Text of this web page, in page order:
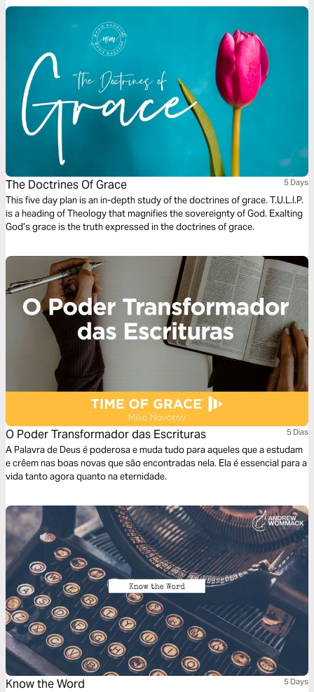
The Doctrines Of Grace 5 Days
This five day plan is an in-depth study of the doctrines of grace. T.U.L.I.P.
is a heading of Theology that magnifies the sovereignty of God. Exalting
God’s grace is the truth expressed in the doctrines of grace.
O Poder Transformador das Escrituras 5 Dias
A Palavra de Deus é poderosa e muda tudo para aqueles que a estudam
e crêem nas boas novas que são encontradas nela. Ela é essencial para a
vida tanto agora quanto na eternidade.
Know the Word 5 Days